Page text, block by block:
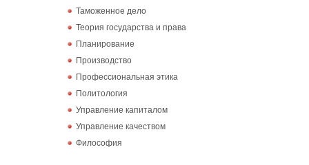
Таможенное дело
Теория государства и права
Планирование
Производство
Профессиональная этика
Политология
Управление капиталом
Управление качеством
Философия